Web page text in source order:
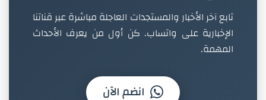
تابع آخر الأخبار والمستجدات العاجلة مباشرة عبر قناتنا
الإخبارية على واتساب. كن أول من يعرف الأحداث
المهمة.
انضم الآن